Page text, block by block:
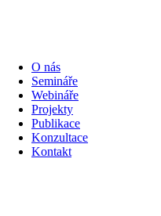
O nás
Semináře
Webináře
Projekty
Publikace
Konzultace
Kontakt